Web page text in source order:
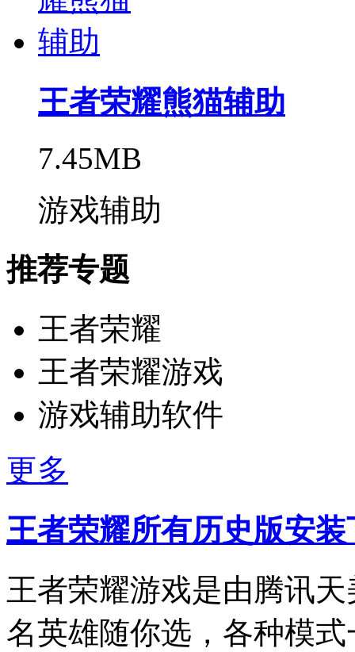
王者荣耀熊猫辅助
7.45MB
游戏辅助
推荐专题
王者荣耀
王者荣耀游戏
游戏辅助软件
更多
王者荣耀所有历史版安
王者荣耀游戏是由腾讯
名英雄随你选，各种模